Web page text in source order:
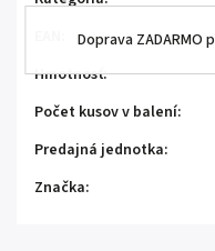
Doprava ZADARMO
Hmotnosť:
Počet kusov v balení:
Predajná jednotka:
Značka: